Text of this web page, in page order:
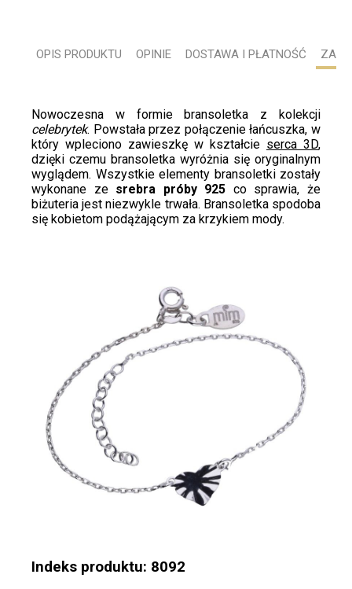
OPIS PRODUKTU OPINIE DOSTAWA I PŁATNOŚĆ
Nowoczesna w formie bransoletka z kolekcji
celebrytek. Powstała przez połączenie łańcuszka, w
który wpleciono zawieszkę w kształcie serca 3D,
dzięki czemu bransoletka wyróżnia się oryginalnym
wyglądem. Wszystkie elementy bransoletki zostały
wykonane zesrebra próby 925 co sprawia, że
biżuteria jest niezwykle trwała. Bransoletka spodoba
się kobietom podążającym za krzykiem mody.
Indeks produktu: 8092